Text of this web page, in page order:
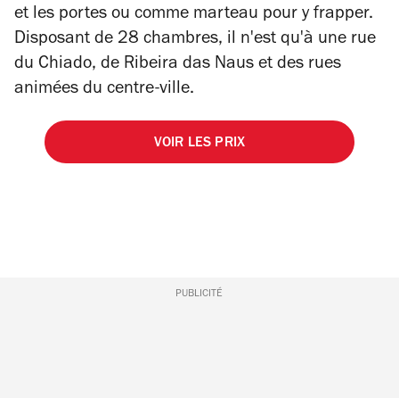
et les portes ou comme marteau pour y frapper.
Disposant de 28 chambres, il n'est qu'à une rue
du Chiado, de Ribeira das Naus et des rues
animées du centre-ville.
VOIR LES PRIX
PUBLICITÉ